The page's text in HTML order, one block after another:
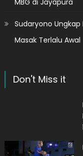
MBG di Jayapura
Sudaryono Ungkap
Masak Terlalu Awal
Don't Miss it